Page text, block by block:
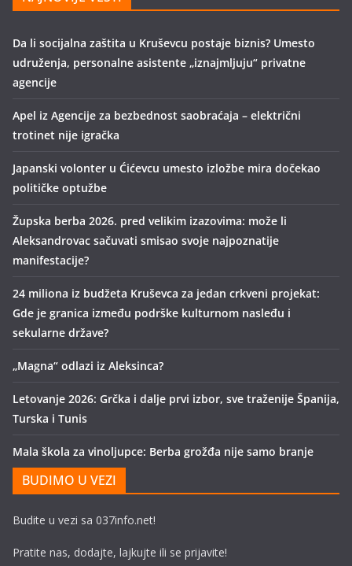
Da li socijalna zaštita u Kruševcu postaje biznis? Umesto
udruženja, personalne asistente „iznajmljuju“ privatne
agencije
Apel iz Agencije za bezbednost saobraćaja – električni
trotinet nije igračka
Japanski volonter u Ćićevcu umesto izložbe mira dočekao
političke optužbe
Župska berba 2026. pred velikim izazovima: može li
Aleksandrovac sačuvati smisao svoje najpoznatije
manifestacije?
24 miliona iz budžeta Kruševca za jedan crkveni projekat:
Gde je granica između podrške kulturnom nasleđu i
sekularne države?
„Magna“ odlazi iz Aleksinca?
Letovanje 2026: Grčka i dalje prvi izbor, sve traženije Španija,
Turska i Tunis
Mala škola za vinoljupce: Berba grožđa nije samo branje
BUDIMO U VEZI
Budite u vezi sa 037info.net!
Pratite nas, dodajte, lajkujte ili se prijavite!